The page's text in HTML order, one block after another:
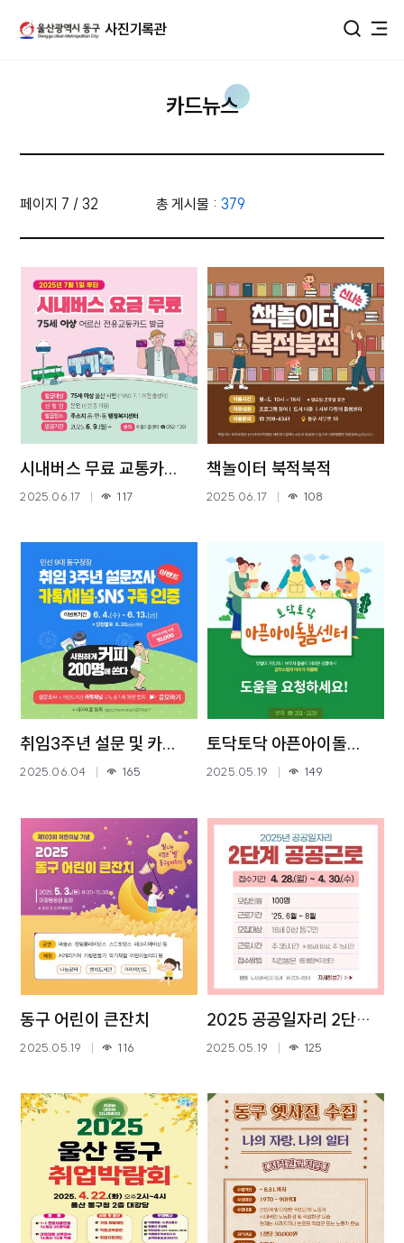
사진기록관
카드뉴스
페이지 7 / 32 총 게시물 : 379
시내버스 무료 교통카...
2025.06.17 117
책놀이터 북적북적
2025.06.17 108
취임3주년 설문 및 카...
2025.06.04 165
토닥토닥 아픈아이돌...
2025.05.19 149
동구 어린이 큰잔치
2025.05.19 116
2025 공공일자리 2단계 ...
2025.05.19 125